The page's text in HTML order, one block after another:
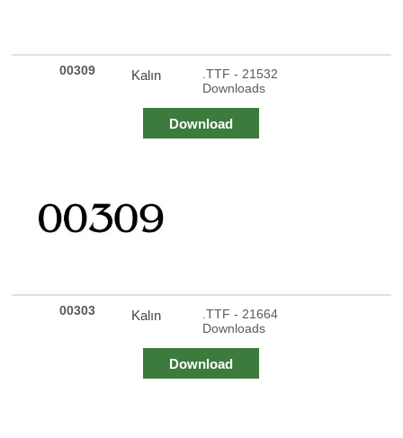
00309 Kalın
.TTF - 21532
Downloads
Download
00303 Kalın
.TTF - 21664
Downloads
Download